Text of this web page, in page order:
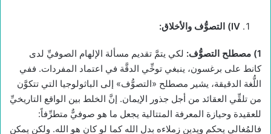
IV) التصوُّف والأخلاق:
1) مصطلح التصوُّف:
لكي يتمَّ تقديم مسألة الإلهام الصوفيِّ لدى
كانط على برغسون، ينبغي توخِّي الدقَّة في اعتماد المفردات. ففي
اللُّغة الدقيقة، يشير مصطلح «التصوُّف» إلى الباثولوجيا التي تتكوَّن
من تلقِّي العقائد من أجل جذور الإيمان. إنَّ الخلط بين الواقع التاريخيِّ
للعقيدة وحيازة المعرفة المتتالية يجعل ما هو صوفيٌّ متطرِّفاً:
فالمُغالي يحكم ويدين زملاءه بدل الله كما لو كان هو الله. ولكن يمكن